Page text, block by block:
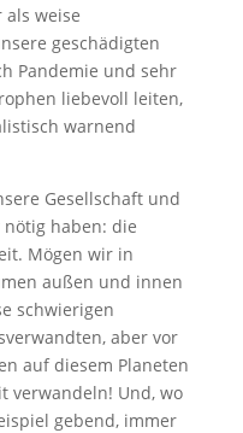
als weise
geschädigten
Pandemie und sehr
liebevoll leiten,
warnend
Gesellschaft und
haben: die
Mögen wir in
außen und innen
schwierigen
aber vor
auf diesem Planeten
verwandeln! Und, wo
gebend, immer